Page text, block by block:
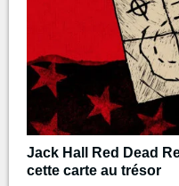
Jack Hall Red Dead
cette carte au trésor